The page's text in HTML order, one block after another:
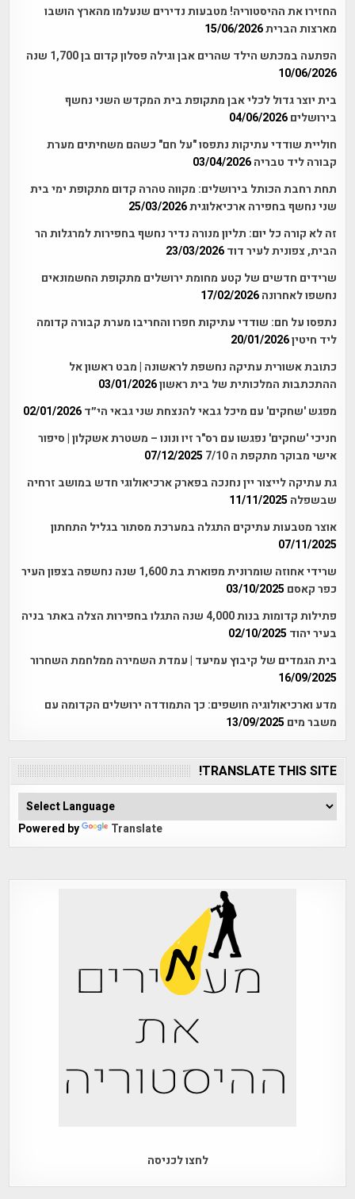
החזירו את ההיסטוריה! מטבעות נדירים שנעלמו מהארץ הושבו
מארצות הברית15/06/2026
הפתעה במכתש הילד שהרים אבן וגילה פסלון קדום בן 1,700 שנה
10/06/2026
בית יוצר גדול לכלי אבן מתקופת בית המקדש השני נחשף
בירושלים 04/06/2026
חוליית שודדי עתיקות נתפסו "על חם" כשהם משחיתים מערת
קבורה ליד טבריה 03/04/2026
תחת רחבת הכותל בירושלים: מקווה טהרה קדום מתקופת ימי בית
שני נחשף בחפירה ארכיאלוגית25/03/2026
זה לא קורה כל יום: תליון מנורה נדיר נחשף בחפירות למרגלות הר
הבית, צפונית לעיר דוד 23/03/2026
שרידים חדשים של קטע מחומת ירושלים מתקופת החשמונאים
נחשפו לאחרונה 17/02/2026
נתפסו על חם: שודדי עתיקות חפרו והחריבו מערת קבורה קדומה
ליד חיטין20/01/2026
כתובת אשורית עתיקה נחשפת לראשונה | מבט ראשון אל
ההתכתבות המלכותית של בית ראשון03/01/2026
מפגש 'שחקים' עם מיכל גבאי להנצחת שני גבאי הי״ד 02/01/2026
חניכי 'שחקים' נפגשו עם רס"ר זיו ונונו – משטרת אשקלון | סיפור
אישי מבוקר מתקפת ה 7/10
07/12/2025
גת עתיקה לייצור יין נחנכה בפארק ארכיאולוגי חדש במושב זרחיה
שבשפלה 11/11/2025
אוצר מטבעות עתיקים התגלה במערכת מסתור בגליל התחתון
07/11/2025
שרידי אחוזה שומרונית מפוארת בת 1,600 שנה נחשפה בצפון העיר
כפר קאסם 03/10/2025
פתילות קדומות בנות 4,000 שנה התגלו בחפירות הצלה באתר בניה
בעיר יהוד 02/10/2025
בית הגמדים של קיבוץ עמיעד | עמדת השמירה ממלחמת השחרור
16/09/2025
מדע וארכיאולוגיה חושפים: כך התמודדה ירושלים הקדומה עם
משבר מים 13/09/2025
TRANSLATE THIS SITE!
Powered by Translate
לחצו לכניסה